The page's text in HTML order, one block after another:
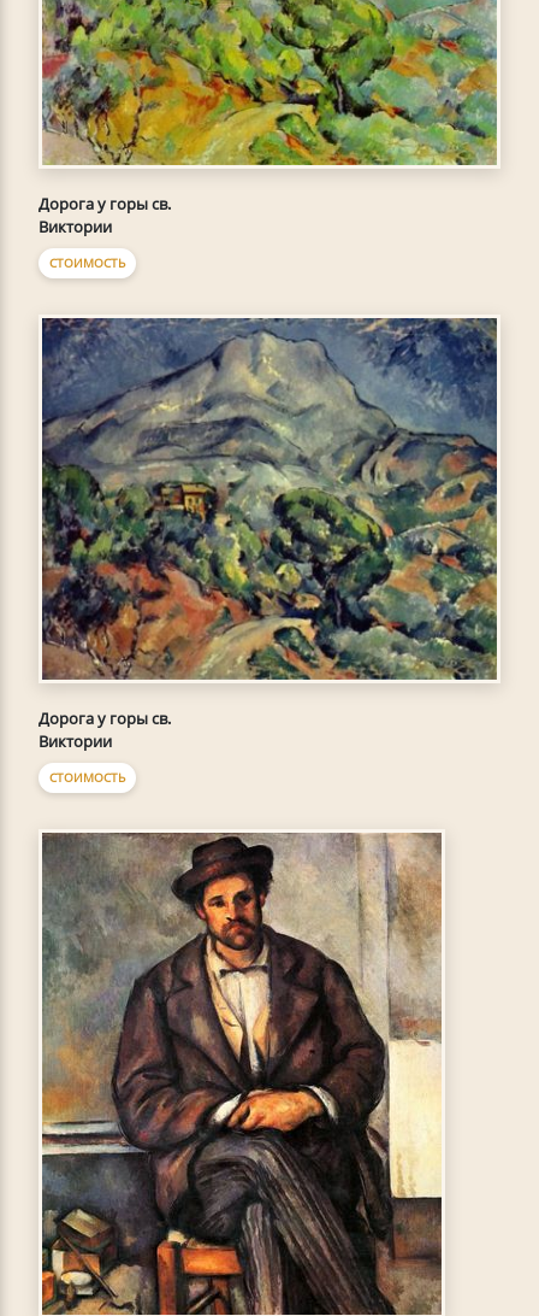
Дорога у горы св.
Виктории
СТОИМОСТЬ
Дорога у горы св.
Виктории
СТОИМОСТЬ